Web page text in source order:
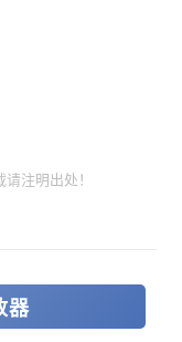
注明出处！
器